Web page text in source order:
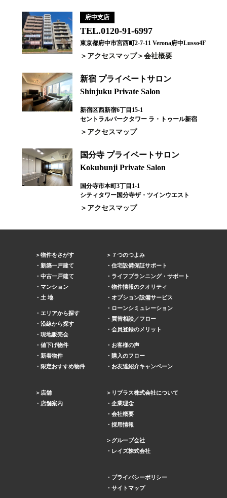
府中支店
TEL.0120-91-6997
東京都府中市宮西町2-7-11 Verona府中Lusso4F
アクセスマップ 会社概要
新宿 プライベートサロン
Shinjuku Private Salon
新宿区西新宿6丁目15-1
セントラルパークタワー ラ・トゥール新宿
アクセスマップ
国分寺 プライベートサロン
Kokubunji Private Salon
国分寺市本町3丁目1-1
シティタワー国分寺ザ・ツインウエスト
アクセスマップ
物件をさがす
新築一戸建て
中古一戸建て
マンション
土 地
エリアから探す
沿線から探す
現地販売会
値下げ物件
新着物件
限定おすすめ物件
７つのつよみ
住宅設備保証サポート
ライフプランニング・サポート
物件情報のクオリティ
オプション設備サービス
ローンシミュレーション
買替相談／フロー
会員登録のメリット
お客様の声
購入のフロー
お友達紹介キャンペーン
店舗
店舗案内
リプラス株式会社について
企業理念
会社概要
採用情報
グループ会社
レイズ株式会社
プライバシーポリシー
サイトマップ